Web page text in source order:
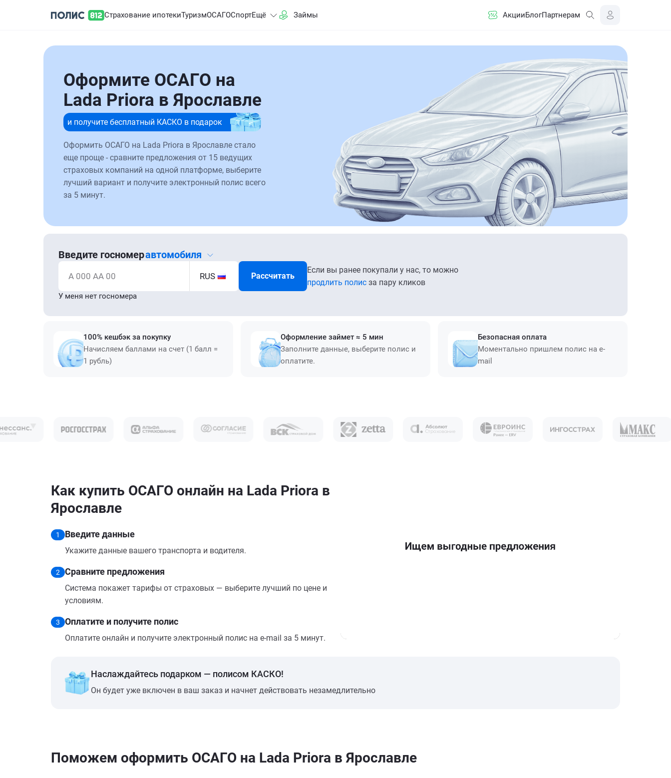
Страхование ипотекиТуризмОСАГОСпортЕщё Займы АкцииБлогПартнерам
Оформите ОСАГО на
Lada Priora в Ярославле
и получите бесплатный КАСКО в подарок
Оформить ОСАГО на Lada Priora в Ярославле стало
еще проще - сравните предложения от 15 ведущих
страховых компаний на одной платформе, выберите
лучший вариант и получите электронный полис всего
за 5 минут.
Введите госномеравтомобиля
А 000 АА 00 RUS Рассчитать
Если вы ранее покупали у нас, то можно
продлить полис за пару кликов
У меня нет госномера
100% кешбэк за покупку
Начисляем баллами на счет (1 балл =
1 рубль)
Оформление займет ≈ 5 мин
Заполните данные, выберите полис и
оплатите.
Безопасная оплата
Моментально пришлем полис на e-
mail
Как купить ОСАГО онлайн на Lada Priora в
Ярославле
1 Введите данные
Укажите данные вашего транспорта и водителя.
2 Сравните предложения
Система покажет тарифы от страховых — выберите лучший по цене и
условиям.
3 Оплатите и получите полис
Оплатите онлайн и получите электронный полис на e-mail за 5 минут.
Наслаждайтесь подарком — полисом КАСКО!
Он будет уже включен в ваш заказ и начнет действовать незамедлительно
Поможем оформить ОСАГО на Lada Priora в Ярославле